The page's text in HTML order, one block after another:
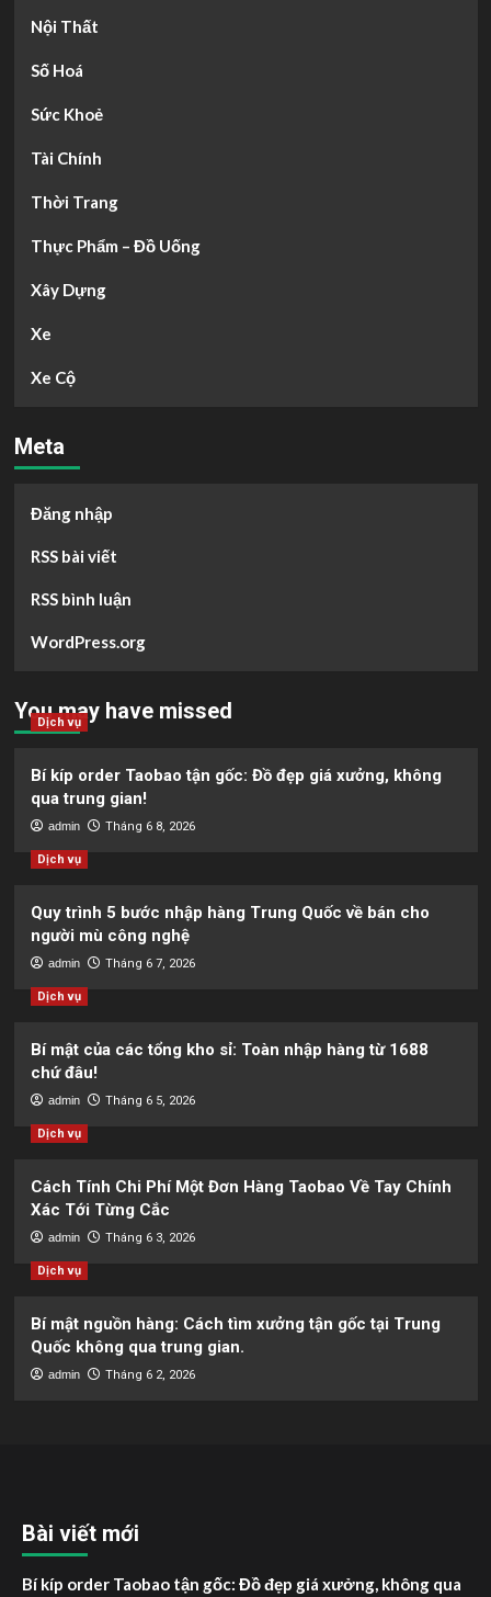
Nội Thất
Số Hoá
Sức Khoẻ
Tài Chính
Thời Trang
Thực Phẩm – Đồ Uống
Xây Dựng
Xe
Xe Cộ
Meta
Đăng nhập
RSS bài viết
RSS bình luận
WordPress.org
You may have missed
Dịch vụ
Bí kíp order Taobao tận gốc: Đồ đẹp giá xưởng, không
qua trung gian!
admin Tháng 6 8, 2026
Dịch vụ
Quy trình 5 bước nhập hàng Trung Quốc về bán cho
người mù công nghệ
admin Tháng 6 7, 2026
Dịch vụ
Bí mật của các tổng kho sỉ: Toàn nhập hàng từ 1688
chứ đâu!
admin Tháng 6 5, 2026
Dịch vụ
Cách Tính Chi Phí Một Đơn Hàng Taobao Về Tay Chính
Xác Tới Từng Cắc
admin Tháng 6 3, 2026
Dịch vụ
Bí mật nguồn hàng: Cách tìm xưởng tận gốc tại Trung
Quốc không qua trung gian.
admin Tháng 6 2, 2026
Bài viết mới
Bí kíp order Taobao tận gốc: Đồ đẹp giá xưởng, không qua